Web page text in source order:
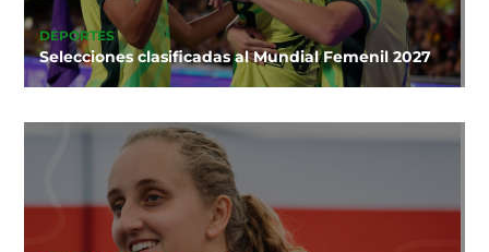
DEPORTES
Selecciones clasificadas al Mundial Femenil 2027